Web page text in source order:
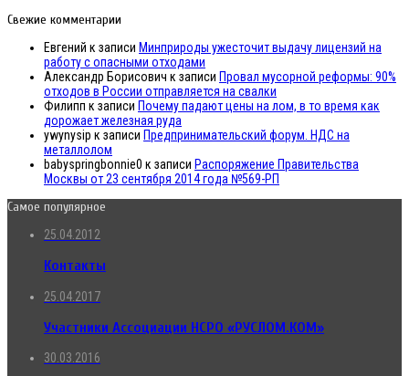
Свежие комментарии
Евгений к записи Минприроды ужесточит выдачу лицензий на
работу с опасными отходами
Александр Борисович к записи Провал мусорной реформы: 90%
отходов в России отправляется на свалки
Филипп к записи Почему падают цены на лом, в то время как
дорожает железная руда
ywynysip к записи Предпринимательский форум. НДС на
металлолом
babyspringbonnie0 к записи Распоряжение Правительства
Москвы от 23 сентября 2014 года №569-РП
Самое популярное
25.04.2012
Контакты
25.04.2017
Участники Ассоциации НСРО «РУСЛОМ.КОМ»
30.03.2016